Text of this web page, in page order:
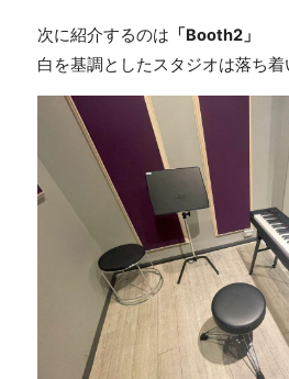
次に紹介するのは 「Booth2 」
白を基調としたスタジオは落ち着